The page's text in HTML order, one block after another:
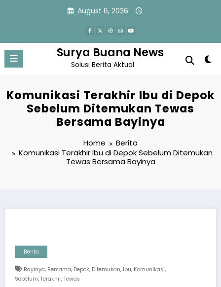
August 6, 2026
Surya Buana News
Solusi Berita Aktual
Komunikasi Terakhir Ibu di Depok
Sebelum Ditemukan Tewas
Bersama Bayinya
Home
Berita
Komunikasi Terakhir Ibu di Depok Sebelum Ditemukan
Tewas Bersama Bayinya
Berita
Bayinya, Bersama, Depok, Ditemukan, Ibu, Komunikasi,
Sebelum, Terakhir, Tewas